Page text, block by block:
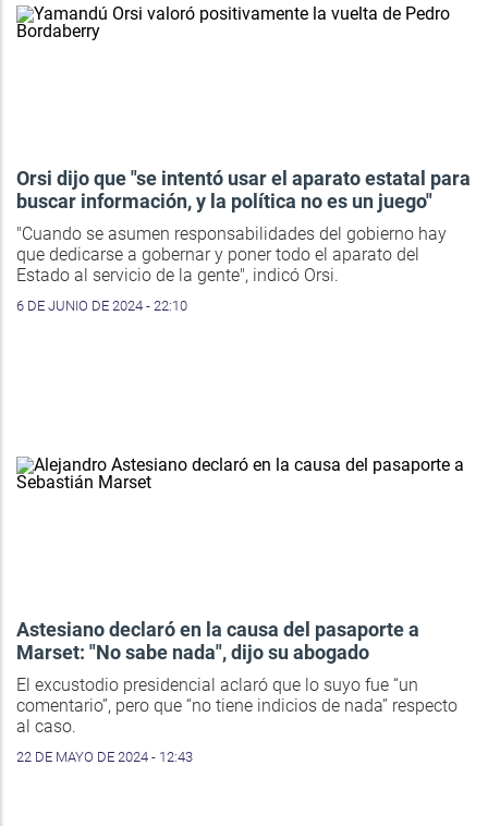
Orsi dijo que "se intentó usar el aparato estatal para
buscar información, y la política no es un juego"
"Cuando se asumen responsabilidades del gobierno hay
que dedicarse a gobernar y poner todo el aparato del
Estado al servicio de la gente", indicó Orsi.
6 DE JUNIO DE 2024 - 22:10
Astesiano declaró en la causa del pasaporte a
Marset: "No sabe nada", dijo su abogado
El excustodio presidencial aclaró que lo suyo fue “un
comentario”, pero que “no tiene indicios de nada” respecto
al caso.
22 DE MAYO DE 2024 - 12:43